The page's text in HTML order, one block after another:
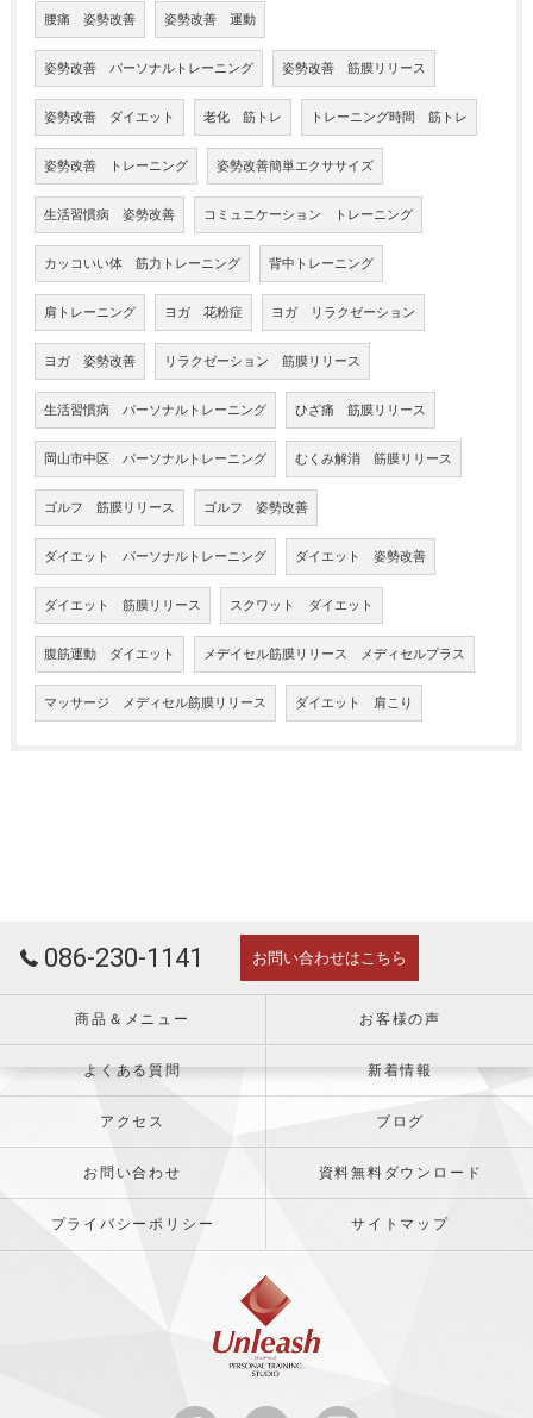
腰痛 姿勢改善 姿勢改善 運動
姿勢改善 パーソナルトレーニング 姿勢改善 筋膜リリース
姿勢改善 ダイエット 老化 筋トレ トレーニング時間 筋トレ
姿勢改善 トレーニング 姿勢改善簡単エクササイズ
生活習慣病 姿勢改善 コミュニケーション トレーニング
カッコいい体 筋力トレーニング 背中トレーニング
肩トレーニング ヨガ 花粉症 ヨガ リラクゼーション
ヨガ 姿勢改善 リラクゼーション 筋膜リリース
生活習慣病 パーソナルトレーニング ひざ痛 筋膜リリース
岡山市中区 パーソナルトレーニング むくみ解消 筋膜リリース
ゴルフ 筋膜リリース ゴルフ 姿勢改善
ダイエット パーソナルトレーニング ダイエット 姿勢改善
ダイエット 筋膜リリース スクワット ダイエット
腹筋運動 ダイエット メデイセル筋膜リリース メディセルプラス
マッサージ メディセル筋膜リリース ダイエット 肩こり
086-230-1141 お問い合わせはこちら
商品＆メニュー お客様の声
よくある質問 新着情報
アクセス ブログ
お問い合わせ 資料無料ダウンロード
プライバシーポリシー サイトマップ